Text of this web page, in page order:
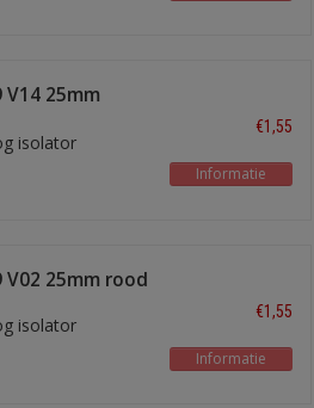
V14 25mm
isolator
€1,55
Informatie
V02 25mm rood
isolator
€1,55
Informatie